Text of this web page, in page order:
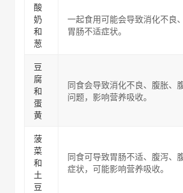
酸
奶
和
葱
一起食用可能会导致消化不良
胃肠不适症状。
豆
腐
和
蛋
黄
同食会导致消化不良、腹胀、
问题，影响营养吸收。
菠
菜
和
土
豆
同食可导致胃肠不适、腹泻、
症状，可能影响营养吸收。